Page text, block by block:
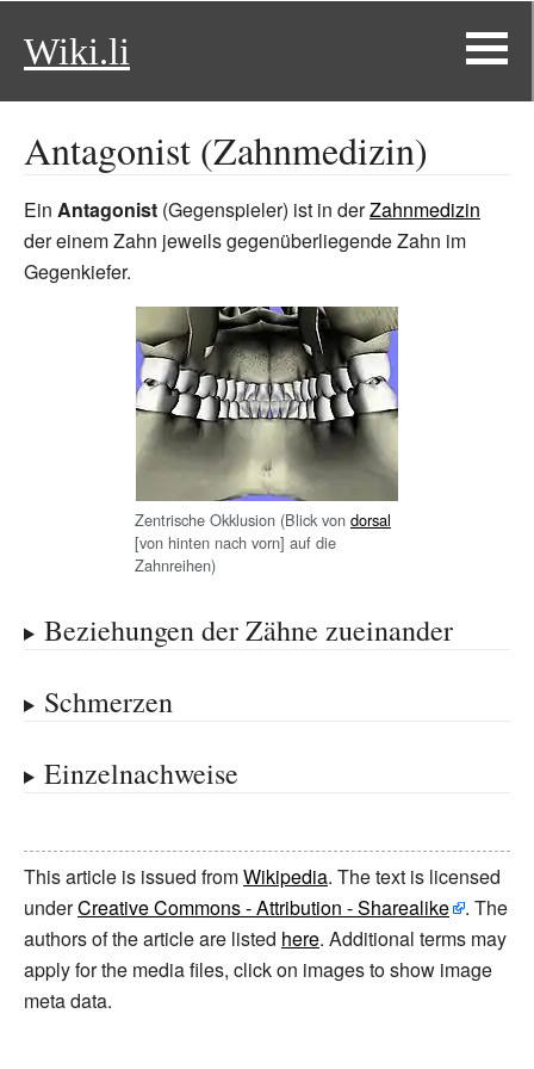
Wiki.li
Antagonist (Zahnmedizin)
Ein Antagonist (Gegenspieler) ist in derZahnmedizin
der einem Zahn jeweils gegenüberliegende Zahn im
Gegenkiefer.
Zentrische Okklusion (Blick von dorsal
[von hinten nach vorn] auf die
Zahnreihen)
Beziehungen der Zähne zueinander
Schmerzen
Einzelnachweise
This article is issued fromWikipedia. The text is licensed
underCreative Commons - Attribution - Sharealike
. The
authors of the article are listed here. Additional terms may
apply for the media files, click on images to show image
meta data.